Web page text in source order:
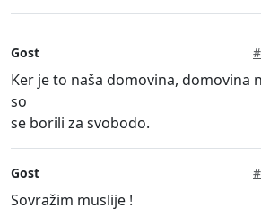
Gost
Ker je to naša domovina, domovina
so
se borili za svobodo.
Gost
Sovražim muslije !